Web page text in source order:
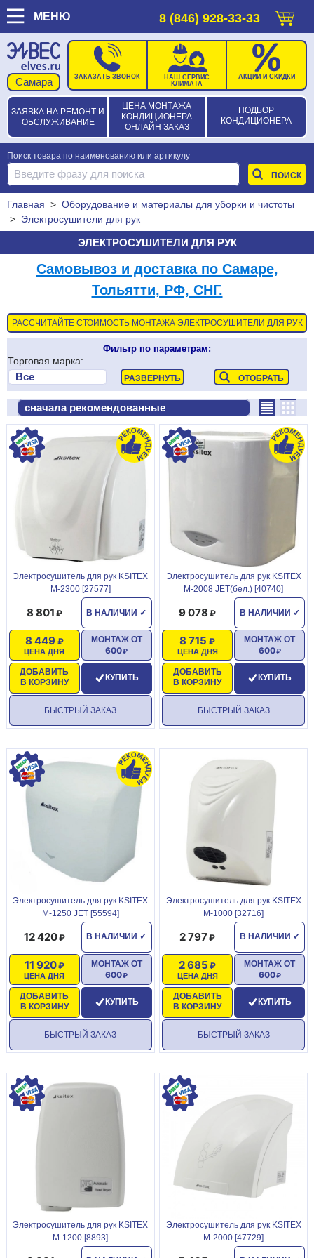
МЕНЮ 8 (846) 928-33-33
ЗАЯВКА НА РЕМОНТ И
ОБСЛУЖИВАНИЕ
ЦЕНА МОНТАЖА
КОНДИЦИОНЕРА
ОНЛАЙН ЗАКАЗ
ПОДБОР
КОНДИЦИОНЕРА
ЗАКАЗАТЬ ЗВОНОК
НАШ СЕРВИС
КЛИМАТА
АКЦИИ И СКИДКИ
Поиск товара по наименованию или артикулу
Главная > Оборудование и материалы для уборки и чистоты
> Электросушители для рук
ЭЛЕКТРОСУШИТЕЛИ ДЛЯ РУК
Самовывоз и доставка по Самаре,
Тольятти, РФ, СНГ.
РАССЧИТАЙТЕ СТОИМОСТЬ МОНТАЖА ЭЛЕКТРОСУШИТЕЛИ ДЛЯ РУК
Фильтр по параметрам:
Торговая марка:
Электросушитель для рук KSITEX
M-2300 [27577]
В НАЛИЧИИ ✓
8 801
ЦЕНА ДНЯ
8 449
ДОБАВИТЬ
В КОРЗИНУ
МОНТАЖ ОТ
600
КУПИТЬ
БЫСТРЫЙ ЗАКАЗ
Электросушитель для рук KSITEX
M-2008 JET(бел.) [40740]
В НАЛИЧИИ ✓
9 078
ЦЕНА ДНЯ
8 715
ДОБАВИТЬ
В КОРЗИНУ
МОНТАЖ ОТ
600
КУПИТЬ
БЫСТРЫЙ ЗАКАЗ
Электросушитель для рук KSITEX
M-1250 JET [55594]
В НАЛИЧИИ ✓
12 420
ЦЕНА ДНЯ
11 920
ДОБАВИТЬ
В КОРЗИНУ
МОНТАЖ ОТ
600
КУПИТЬ
БЫСТРЫЙ ЗАКАЗ
Электросушитель для рук KSITEX
M-1000 [32716]
В НАЛИЧИИ ✓
2 797
ЦЕНА ДНЯ
2 685
ДОБАВИТЬ
В КОРЗИНУ
МОНТАЖ ОТ
600
КУПИТЬ
БЫСТРЫЙ ЗАКАЗ
Электросушитель для рук KSITEX
M-1200 [8893]
Электросушитель для рук KSITEX
M-2000 [47729]